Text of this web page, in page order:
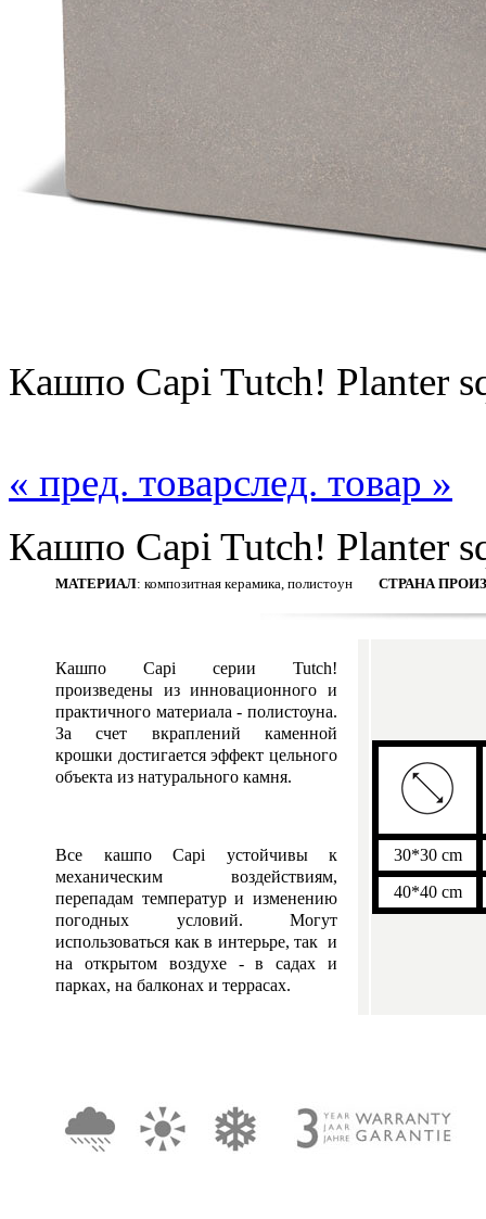
Кашпо Capi Tutch! Planter
« пред. товарслед. товар »
Кашпо Capi Tutch! Planter
МАТЕРИАЛ: композитная керамика, полистоун СТРАНА
Кашпо Capi серии Tutch!
произведены из инновационного и
практичного материала - полистоуна.
За счет вкраплений каменной
крошки достигается эффект цельного
объекта из натурального камня.
Все кашпо Capi устойчивы к
механическим воздействиям,
перепадам температур и изменению
погодных условий. Могут
использоваться как в интерьре, так и
на открытом воздухе - в садах и
парках, на балконах и террасах.
30*30 cm
40*40 cm